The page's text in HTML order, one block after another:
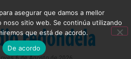
asegurar que damos a mellor
noso sitio web. Se continúa utilizando
que está de acordo.
De acordo